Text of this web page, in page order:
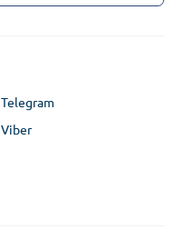
Telegram
Viber